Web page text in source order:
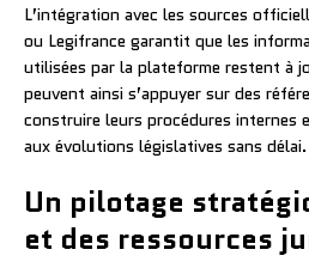
L’intégration avec les sources
ou Legifrance garantit que les
utilisées par la plateforme restent à
peuvent ainsi s’appuyer sur des
construire leurs procédures internes
aux évolutions législatives sans délai.
Un pilotage
et des ressources